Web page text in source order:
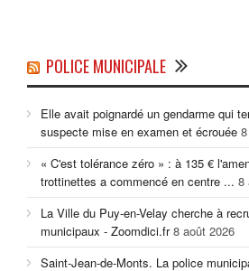
POLICE MUNICIPALE
Elle avait poignardé un gendarme qui
suspecte mise en examen et écrouée
« C'est tolérance zéro » : à 135 €
trottinettes a commencé en centre ... 8
La Ville du Puy-en-Velay cherche à
municipaux - Zoomdici.fr 8 août 2026
Saint-Jean-de-Monts. La police